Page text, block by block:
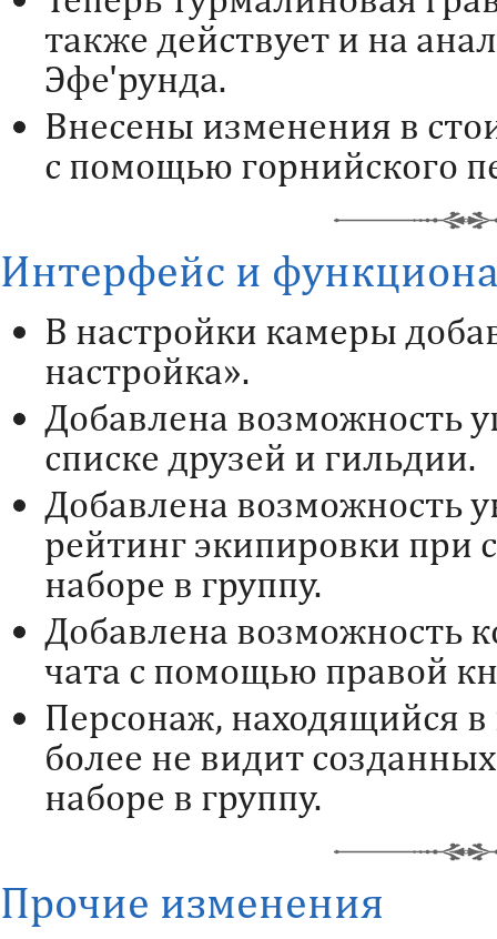
также действует и на
Эфе'рунда.
Внесены изменения в
с помощью горнийского
Интерфейс и
В настройки камеры
настройка».
Добавлена возможность
списке друзей и гильдии.
Добавлена возможность
рейтинг экипировки при
наборе в группу.
Добавлена возможность
чата с помощью правой
Персонаж, находящийся
более не видит
наборе в группу.
Прочие изменения